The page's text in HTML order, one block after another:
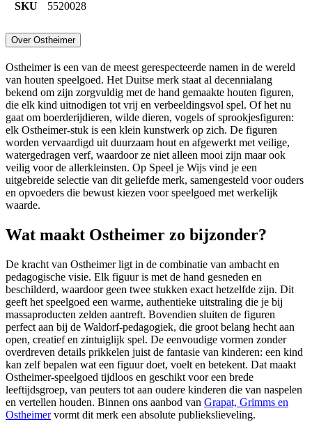
SKU
5520028
Over Ostheimer
Ostheimer is een van de meest gerespecteerde namen in de wereld
van houten speelgoed. Het Duitse merk staat al decennialang
bekend om zijn zorgvuldig met de hand gemaakte houten figuren,
die elk kind uitnodigen tot vrij en verbeeldingsvol spel. Of het nu
gaat om boerderijdieren, wilde dieren, vogels of sprookjesfiguren:
elk Ostheimer-stuk is een klein kunstwerk op zich. De figuren
worden vervaardigd uit duurzaam hout en afgewerkt met veilige,
watergedragen verf, waardoor ze niet alleen mooi zijn maar ook
veilig voor de allerkleinsten. Op Speel je Wijs vind je een
uitgebreide selectie van dit geliefde merk, samengesteld voor ouders
en opvoeders die bewust kiezen voor speelgoed met werkelijk
waarde.
Wat maakt Ostheimer zo bijzonder?
De kracht van Ostheimer ligt in de combinatie van ambacht en
pedagogische visie. Elk figuur is met de hand gesneden en
beschilderd, waardoor geen twee stukken exact hetzelfde zijn. Dit
geeft het speelgoed een warme, authentieke uitstraling die je bij
massaproducten zelden aantreft. Bovendien sluiten de figuren
perfect aan bij de Waldorf-pedagogiek, die groot belang hecht aan
open, creatief en zintuiglijk spel. De eenvoudige vormen zonder
overdreven details prikkelen juist de fantasie van kinderen: een kind
kan zelf bepalen wat een figuur doet, voelt en betekent. Dat maakt
Ostheimer-speelgoed tijdloos en geschikt voor een brede
leeftijdsgroep, van peuters tot aan oudere kinderen die van naspelen
en vertellen houden. Binnen ons aanbod van Grapat, Grimms en
Ostheimervormt dit merk een absolute publiekslieveling.